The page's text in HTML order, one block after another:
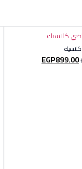
EGP899.00